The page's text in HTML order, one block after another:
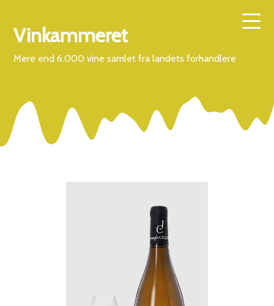
Vinkammeret
Mere end 6.000 vine samlet fra landets forhandlere